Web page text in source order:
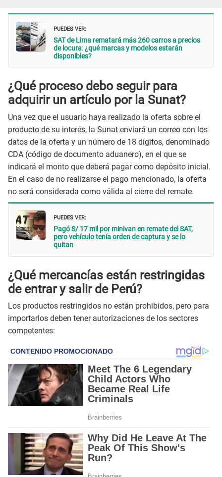
PUEDES VER:
SAT de Lima rematará más 260 carros a precios
de locura: ¿qué marcas y modelos estarán
disponibles?
¿Qué proceso debo seguir para
adquirir un artículo por la Sunat?
Una vez que el usuario haya realizado la oferta sobre el
producto de su interés, la Sunat enviará un correo con los
datos de la oferta y un número de 18 dígitos, denominado
CDA (código de documento aduanero), en el que se
indicará el monto que deberá pagar como depósito inicial.
En el caso de no realizarse el pago mencionado, la oferta
no será considerada como válida al cierre del remate.
PUEDES VER:
Pagó S/ 17 mil por minivan en remate del SAT,
pero vehículo tenía orden de captura y se lo
quitan
¿Qué mercancías están restringidas
de entrar y salir de Perú?
Los productos restringidos no están prohibidos, pero para
importarlos deben tener autorizaciones de los sectores
competentes: